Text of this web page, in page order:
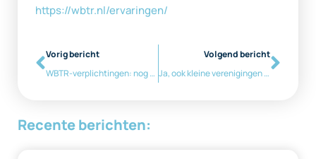
https://wbtr.nl/ervaringen/
Vorig bericht
WBTR-verplichtingen: nog 6 weken tot 1 juli
Volgend bericht
Ja, ook kleine verenigingen en stichtingen vallen onder WBTR
Recente berichten: